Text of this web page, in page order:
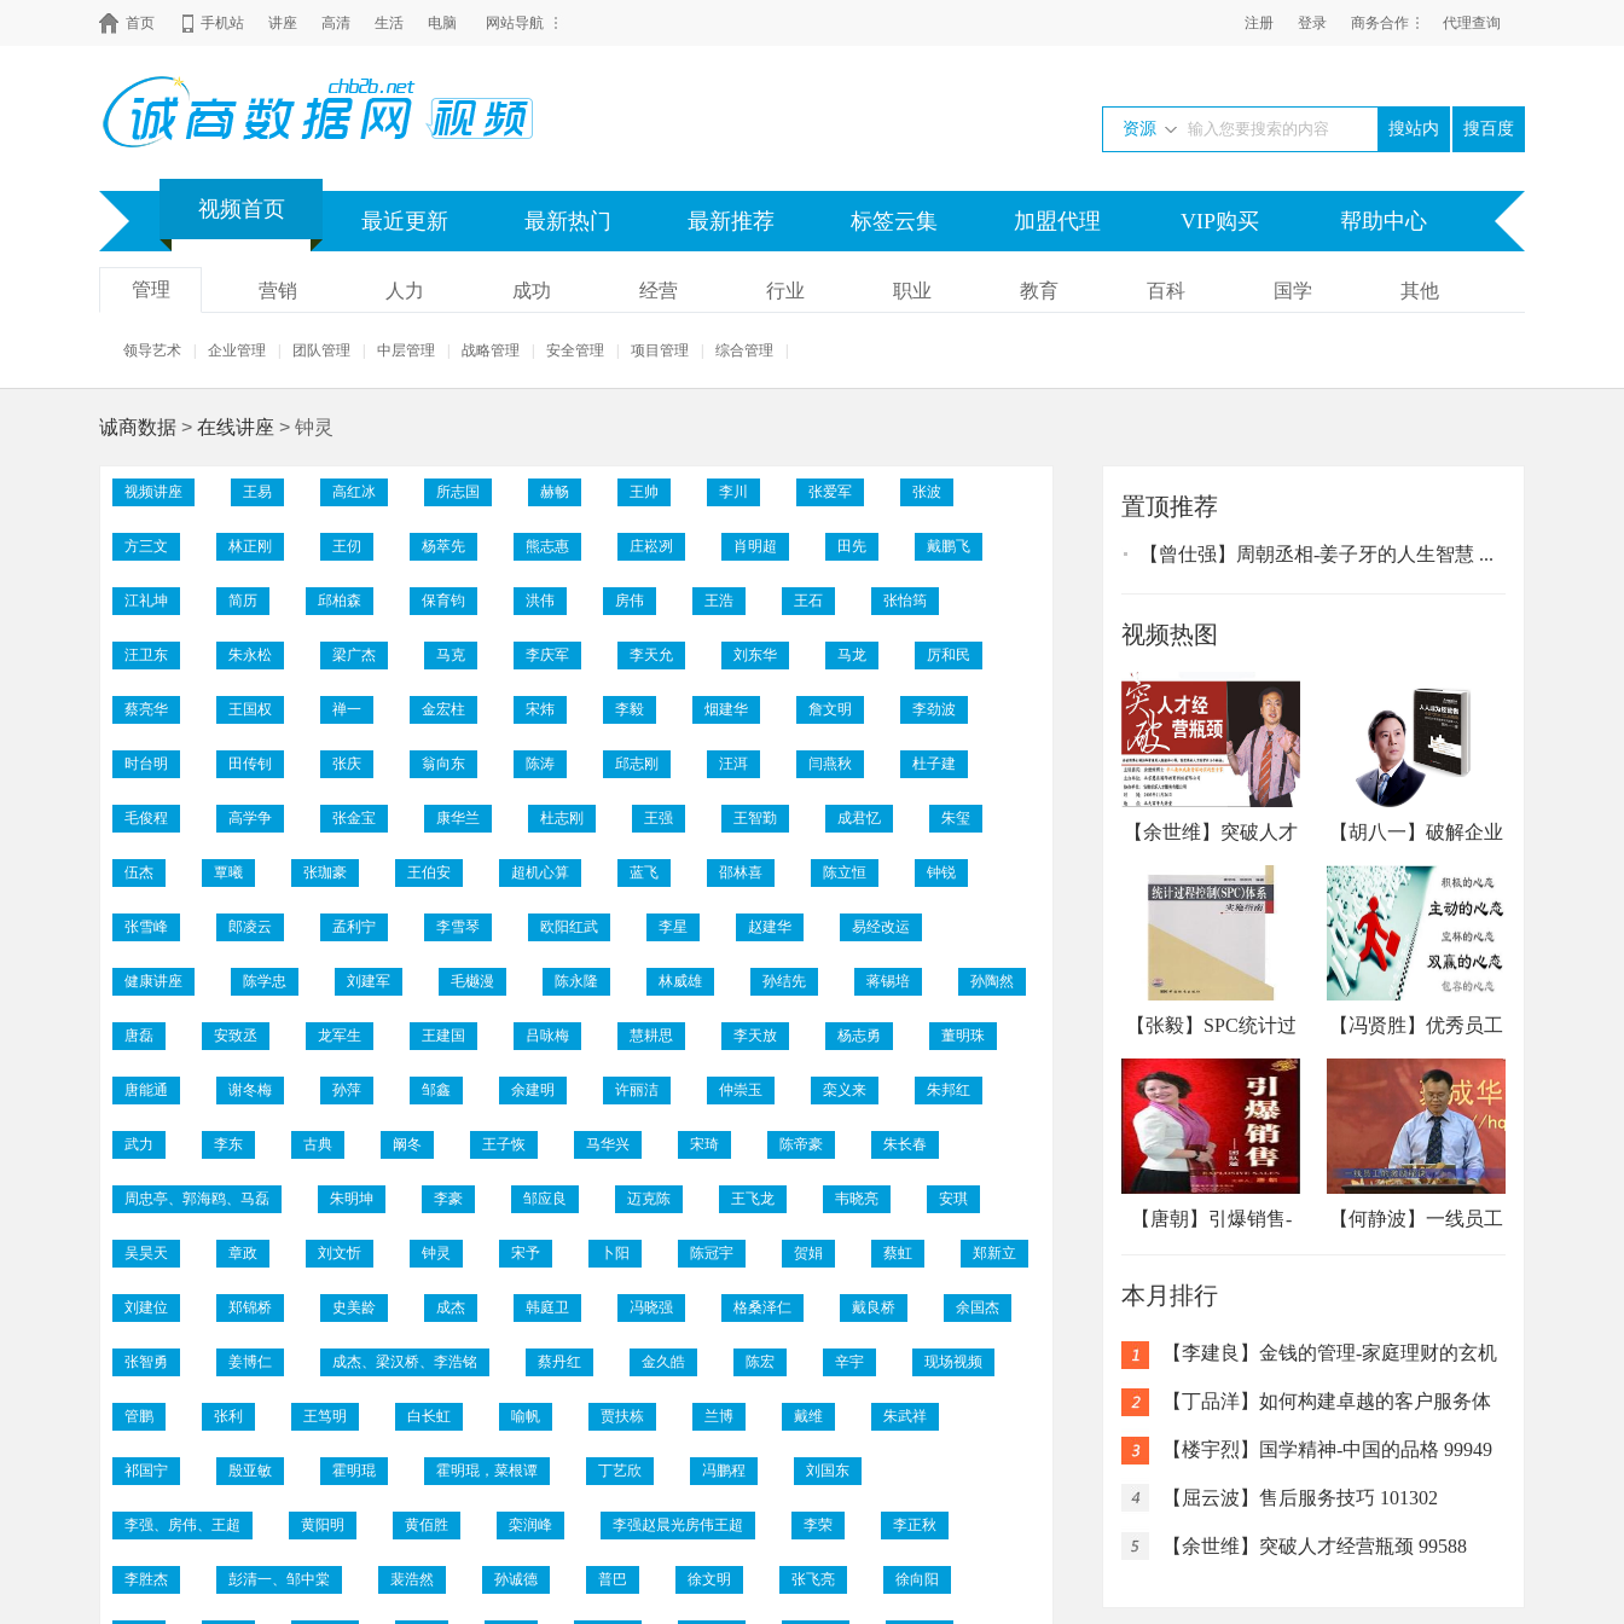
首页 手机站 讲座 高清 生活 电脑 网站导航 注册 登录 商务合作 代理查询
资源 搜百度
视频首页 最近更新 最新热门 最新推荐 标签云集 加盟代理 VIP购买 帮助中心
管理 营销 人力 成功 经营 行业 职业 教育 百科 国学 其他
领导艺术 企业管理 团队管理 中层管理 战略管理 安全管理 项目管理 综合管理
诚商数据 > 在线讲座 > 钟灵
视频讲座 王易 高红冰 所志国 赫畅 王帅 李川 张爱军 张波
方三文 林正刚 王仞 杨萃先 熊志惠 庄崧冽 肖明超 田先 戴鹏飞
江礼坤 简历 邱柏森 保育钧 洪伟 房伟 王浩 王石 张怡筠
汪卫东 朱永松 梁广杰 马克 李庆军 李天允 刘东华 马龙 厉和民
蔡亮华 王国权 禅一 金宏柱 宋炜 李毅 烟建华 詹文明 李劲波
时台明 田传钊 张庆 翁向东 陈涛 邱志刚 汪洱 闫燕秋 杜子建
毛俊程 高学争 张金宝 康华兰 杜志刚 王强 王智勤 成君忆 朱玺
伍杰 覃曦 张珈豪 王伯安 超机心算 蓝飞 邵林喜 陈立恒 钟锐
张雪峰 郎凌云 孟利宁 李雪琴 欧阳红武 李星 赵建华 易经改运
健康讲座 陈学忠 刘建军 毛樾漫 陈永隆 林威雄 孙结先 蒋锡培 孙陶然
唐磊 安致丞 龙军生 王建国 吕咏梅 慧耕思 李天放 杨志勇 董明珠
唐能通 谢冬梅 孙萍 邹鑫 余建明 许丽洁 仲崇玉 栾义来 朱邦红
武力 李东 古典 阚冬 王子恢 马华兴 宋琦 陈帝豪 朱长春
周忠亭、郭海鸥、马磊 朱明坤 李豪 邹应良 迈克陈 王飞龙 韦晓亮 安琪
吴昊天 章政 刘文忻 钟灵 宋予 卜阳 陈冠宇 贺娟 蔡虹 郑新立
刘建位 郑锦桥 史美龄 成杰 韩庭卫 冯晓强 格桑泽仁 戴良桥 余国杰
张智勇 姜博仁 成杰、梁汉桥、李浩铭 蔡丹红 金久皓 陈宏 辛宇 现场视频
管鹏 张利 王笃明 白长虹 喻帆 贾扶栋 兰博 戴维 朱武祥
祁国宁 殷亚敏 霍明琨 霍明琨，菜根谭 丁艺欣 冯鹏程 刘国东
李强、房伟、王超 黄阳明 黄佰胜 栾润峰 李强赵晨光房伟王超 李荣 李正秋
李胜杰 彭清一、邹中棠 裴浩然 孙诚德 普巴 徐文明 张飞亮 徐向阳
置顶推荐
【曾仕强】周朝丞相-姜子牙的人生智慧 ...
视频热图
【余世维】突破人才
【胡八一】破解企业
10大...
【张毅】SPC统计过
程控制...
【冯贤胜】优秀员工
的10...
【唐朝】引爆销售-
【何静波】一线员工
本月排行
【李建良】金钱的管理-家庭理财的玄机
与陷阱
【丁品洋】如何构建卓越的客户服务体
系 10129
【楼宇烈】国学精神-中国的品格 99949
【屈云波】售后服务技巧 101302
【余世维】突破人才经营瓶颈 99588